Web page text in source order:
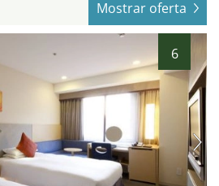
Mostrar oferta
6